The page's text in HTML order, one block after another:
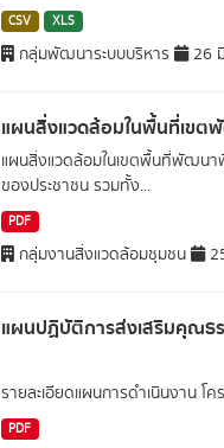
CSV XLS
กลุ่มพัฒนาระบบบริหาร 26
แผนสิ่งแวดล้อมในพื้นที่เขต
แผนสิ่งแวดล้อมในเขตพื้นที่พัฒนา
ของประชาชน รวมทั้ง...
PDF
กลุ่มงานสิ่งแวดล้อมชุมชน
แผนปฏิบัติการส่งเสริมคุณธ
รายละเอียดแผนการดำเนินงาน
PDF